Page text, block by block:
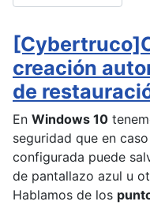
creación
de
En Windows 10
seguridad que en
configurada puede
de pantallazo azul u
Hablamos de los